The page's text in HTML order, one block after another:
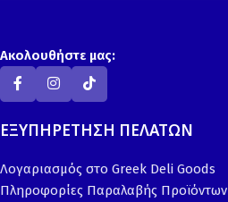
Ακολουθήστε μας:
ΕΞΥΠΗΡΕΤΗΣΗ ΠΕΛΑΤΩΝ
Λογαριασμός στο Greek Deli Goods
Πληροφορίες Παραλαβής Προϊόντων